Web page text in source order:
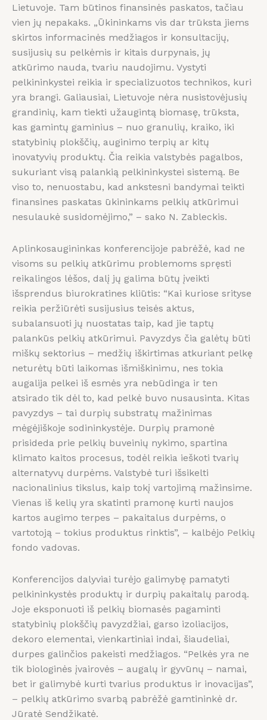
Lietuvoje. Tam būtinos finansinės paskatos, tačiau
vien jų nepakaks. „Ūkininkams vis dar trūksta jiems
skirtos informacinės medžiagos ir konsultacijų,
susijusių su pelkėmis ir kitais durpynais, jų
atkūrimo nauda, tvariu naudojimu. Vystyti
pelkininkystei reikia ir specializuotos technikos, kuri
yra brangi. Galiausiai, Lietuvoje nėra nusistovėjusių
grandinių, kam tiekti užaugintą biomasę, trūksta,
kas gamintų gaminius – nuo granulių, kraiko, iki
statybinių plokščių, auginimo terpių ar kitų
inovatyvių produktų. Čia reikia valstybės pagalbos,
sukuriant visą palankią pelkininkystei sistemą. Be
viso to, nenuostabu, kad ankstesni bandymai teikti
finansines paskatas ūkininkams pelkių atkūrimui
nesulaukė susidomėjimo,” – sako N. Zableckis.
Aplinkosaugininkas konferencijoje pabrėžė, kad ne
visoms su pelkių atkūrimu problemoms spręsti
reikalingos lėšos, dalį jų galima būtų įveikti
išsprendus biurokratines kliūtis: “Kai kuriose srityse
reikia peržiūrėti susijusius teisės aktus,
subalansuoti jų nuostatas taip, kad jie taptų
palankūs pelkių atkūrimui. Pavyzdys čia galėtų būti
miškų sektorius – medžių iškirtimas atkuriant pelkę
neturėtų būti laikomas išmiškinimu, nes tokia
augalija pelkei iš esmės yra nebūdinga ir ten
atsirado tik dėl to, kad pelkė buvo nusausinta. Kitas
pavyzdys – tai durpių substratų mažinimas
mėgėjiškoje sodininkystėje. Durpių pramonė
prisideda prie pelkių buveinių nykimo, spartina
klimato kaitos procesus, todėl reikia ieškoti tvarių
alternatyvų durpėms. Valstybė turi išsikelti
nacionalinius tikslus, kaip tokį vartojimą mažinsime.
Vienas iš kelių yra skatinti pramonę kurti naujos
kartos augimo terpes – pakaitalus durpėms, o
vartotoją – tokius produktus rinktis”, – kalbėjo Pelkių
fondo vadovas.
Konferencijos dalyviai turėjo galimybę pamatyti
pelkininkystės produktų ir durpių pakaitalų parodą.
Joje eksponuoti iš pelkių biomasės pagaminti
statybinių plokščių pavyzdžiai, garso izoliacijos,
dekoro elementai, vienkartiniai indai, šiaudeliai,
durpes galinčios pakeisti medžiagos. “Pelkės yra ne
tik biologinės įvairovės – augalų ir gyvūnų – namai,
bet ir galimybė kurti tvarius produktus ir inovacijas”,
– pelkių atkūrimo svarbą pabrėžė gamtininkė dr.
Jūratė Sendžikatė.